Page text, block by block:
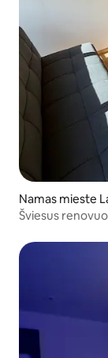
Namas mieste
Šviesus